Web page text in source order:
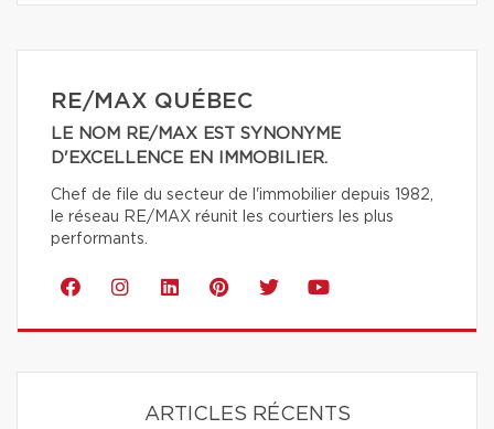
RE/MAX QUÉBEC
LE NOM RE/MAX EST SYNONYME
D'EXCELLENCE EN IMMOBILIER.
Chef de file du secteur de l'immobilier depuis 1982,
le réseau RE/MAX réunit les courtiers les plus
performants.
ARTICLES RÉCENTS